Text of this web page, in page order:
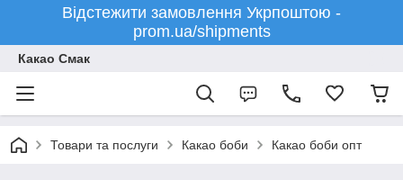
Відстежити замовлення Укрпоштою -
prom.ua/shipments
Какао Смак
Товари та послуги Какао боби Какао боби опт